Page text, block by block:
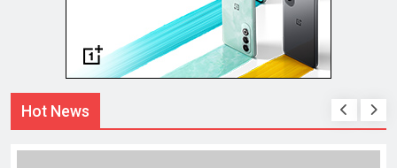
Hot News